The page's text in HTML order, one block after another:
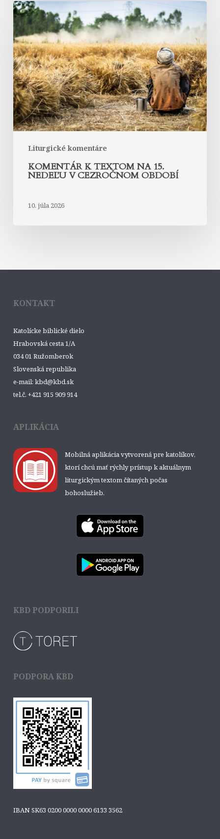
Liturgické komentáre
Komentár
k
textom
na
15.
nedeľu
v
cezročnom
období
KOMENTÁR K TEXTOM NA 15.
NEDEĽU V CEZROČNOM OBDOBÍ
10. júla 2026
KONTAKT
Katolícke biblické dielo
Hrabovská cesta 1/A
034 01 Ružomberok
Slovenská republika
e-mail: kbd@kbd.sk
tel.č. +421 915 909 914
APLIKÁCIA
Mobilná aplikácia vytvorená pre katolíkov,
ktorí chcú mať rýchly prístup k aktuálnym
liturgickým textom čítaných počas
bohoslužieb.
KBD PODPORILI
PODPORA KBD
IBAN SK63 0200 0000 0000 6133 3562